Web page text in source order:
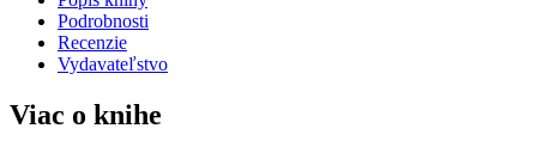
Podrobnosti
Recenzie
Vydavateľstvo
Viac o knihe